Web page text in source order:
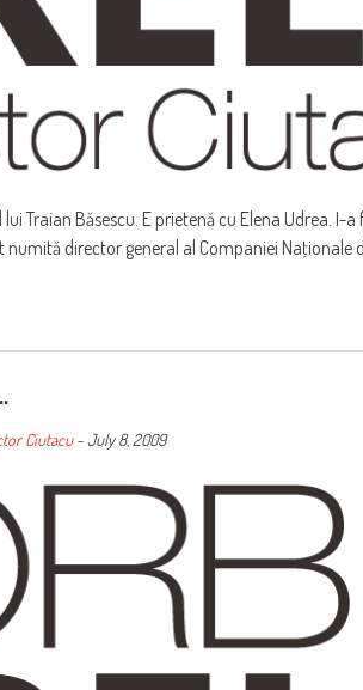
Traian Băsescu. E prietenă cu Elena Udrea. I-
director general al Companiei Naţionale
Ciutacu-July 8, 2009